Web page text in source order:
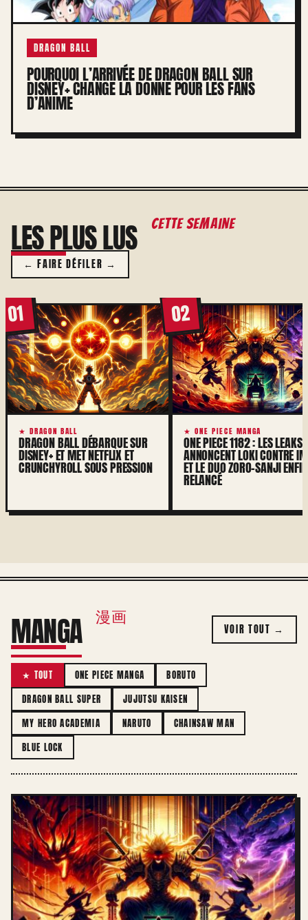
DRAGON BALL
POURQUOI L’ARRIVÉE DE DRAGON BALL SUR
DISNEY+ CHANGE LA DONNE POUR LES FANS
D’ANIME
LES PLUS LUS cette semaine
← FAIRE DÉFILER →
01
★ DRAGON BALL
DRAGON BALL DÉBARQUE SUR
DISNEY+ ET MET NETFLIX ET
CRUNCHYROLL SOUS PRESSION
02
★ ONE PIECE MANGA
ONE PIECE 1182 : LES LEAKS
ANNONCENT LOKI CONTRE
ET LE DUO ZORO-SANJI ENFIN
RELANCÉ
MANGA 漫画
VOIR TOUT →
★ TOUT ONE PIECE MANGA
BORUTO
DRAGON BALL SUPER
JUJUTSU KAISEN
MY HERO ACADEMIA
NARUTO
CHAINSAW MAN
BLUE LOCK